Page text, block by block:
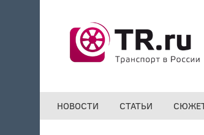
НОВОСТИ СТАТЬИ